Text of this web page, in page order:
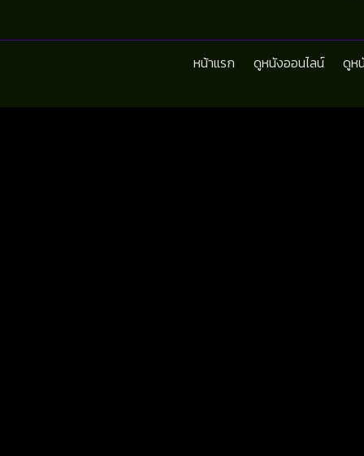
หน้าแรก ดูหนังออนไลน์ ดูห